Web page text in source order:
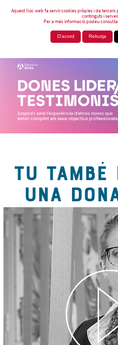
Aquest lloc web fa servir cookies pròpies i de tercers
continguts i
Per a més informació podeu
D'acord Rebutja
TU TAMBÉ
UNA